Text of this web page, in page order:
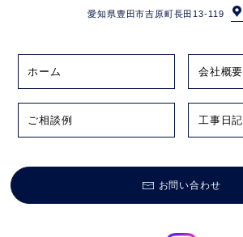
愛知県豊田市吉原町長田13-119
ホーム 会社概要
ご相談例 工事日記
お問い合わせ